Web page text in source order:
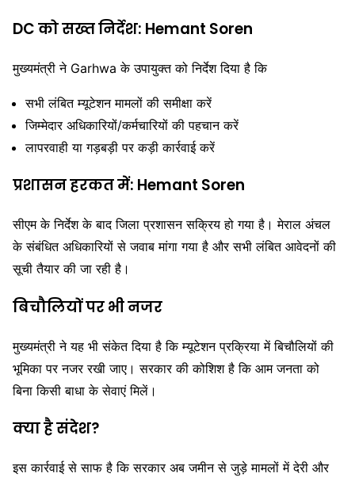
DC को सख्त निर्देश: Hemant Soren
मुख्यमंत्री ने Garhwa के उपायुक्त को निर्देश दिया है कि
सभी लंबित म्यूटेशन मामलों की समीक्षा करें
जिम्मेदार अधिकारियों/कर्मचारियों की पहचान करें
लापरवाही या गड़बड़ी पर कड़ी कार्रवाई करें
प्रशासन हरकत में: Hemant Soren
सीएम के निर्देश के बाद जिला प्रशासन सक्रिय हो गया है। मेराल अंचल
के संबंधित अधिकारियों से जवाब मांगा गया है और सभी लंबित आवेदनों की
सूची तैयार की जा रही है।
बिचौलियों पर भी नजर
मुख्यमंत्री ने यह भी संकेत दिया है कि म्यूटेशन प्रक्रिया में बिचौलियों की
भूमिका पर नजर रखी जाए। सरकार की कोशिश है कि आम जनता को
बिना किसी बाधा के सेवाएं मिलें।
क्या है संदेश?
इस कार्रवाई से साफ है कि सरकार अब जमीन से जुड़े मामलों में देरी और